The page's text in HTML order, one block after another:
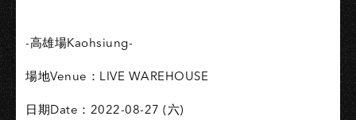
-高雄場Kaohsiung-
場地Venue：LIVE WAREHOUSE
日期Date：2022-08-27 (六)